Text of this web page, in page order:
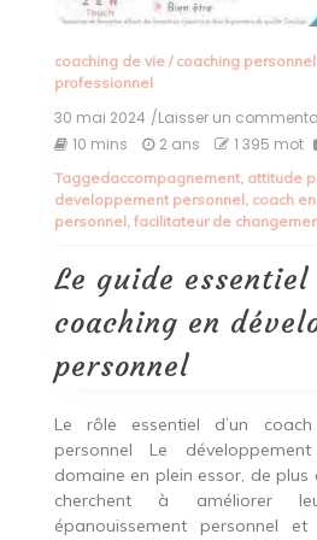
coaching de vie/ coaching personnel
professionnel
30 mai 2024 /Laisser un
10 mins 2 ans 1 395 mot
Taggedaccompagnement, attitude
developpement personnel, coach
personnel, facilitateur de
Le guide essentiel
coaching en
personnel
Le rôle essentiel d’un
personnel Le
domaine en plein essor, de plus
cherchent à améliorer
épanouissement personnel